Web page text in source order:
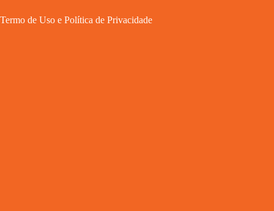
Termo de Uso e Política de Privacidade